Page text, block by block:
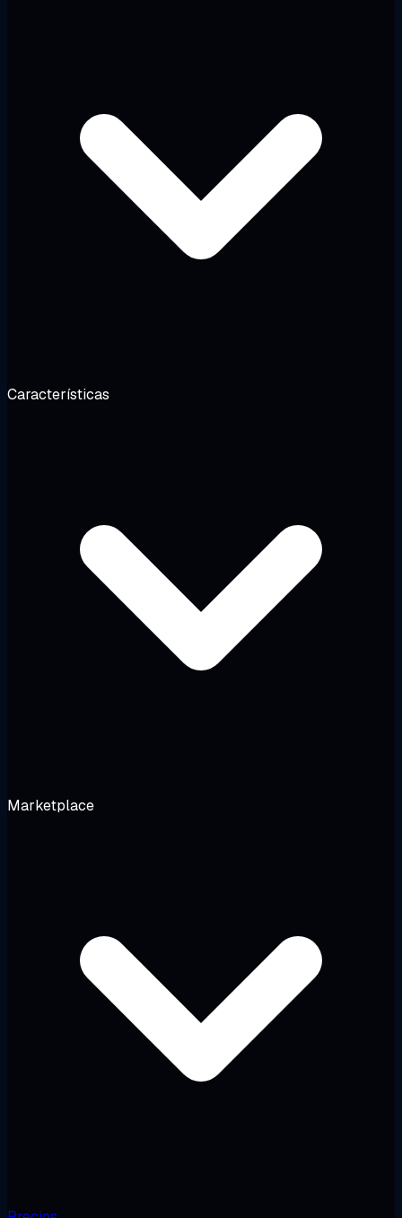
Características
Marketplace